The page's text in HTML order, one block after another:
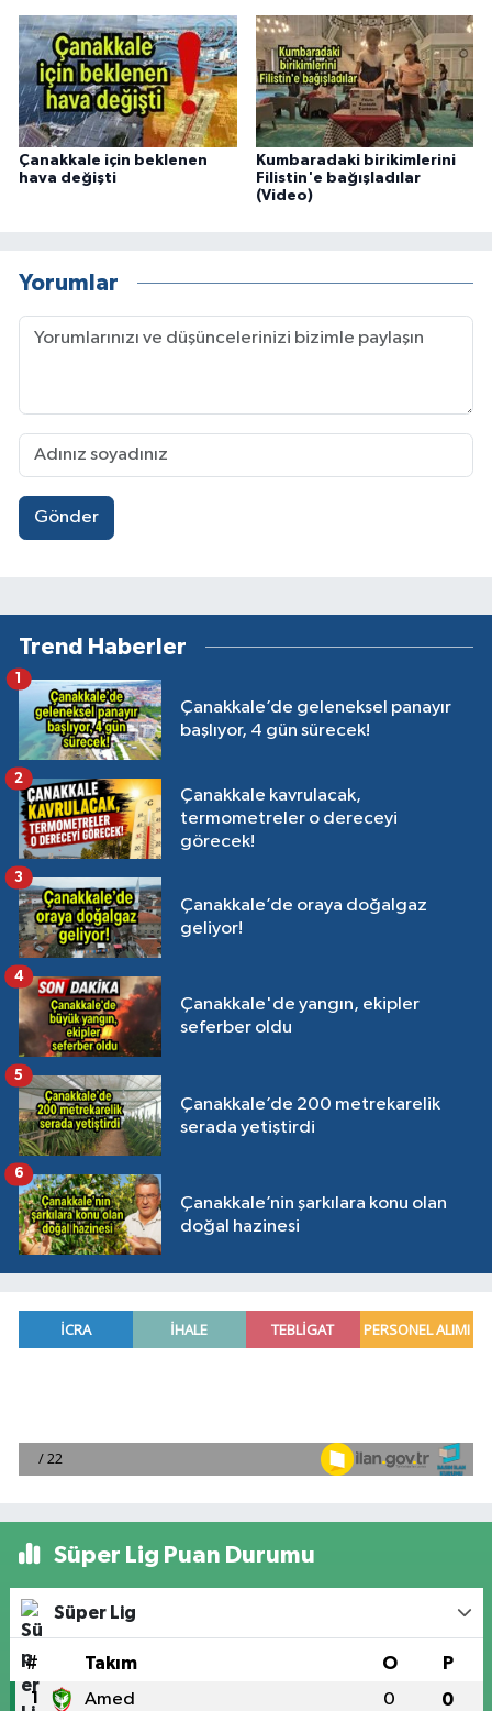
Çanakkale için beklenen
hava değişti
Kumbaradaki birikimlerini
Filistin'e bağışladılar
(Video)
Yorumlar
Gönder
Trend Haberler
Çanakkale’de geleneksel panayır
başlıyor, 4 gün sürecek!
1
Çanakkale kavrulacak,
termometreler o dereceyi
görecek!
2
Çanakkale’de oraya doğalgaz
geliyor!
3
Çanakkale'de yangın, ekipler
seferber oldu
4
Çanakkale’de 200 metrekarelik
serada yetiştirdi
5
Çanakkale’nin şarkılara konu olan
doğal hazinesi
6
Süper Lig Puan Durumu
Süper Lig
# Takım O P
1 Amed 0 0